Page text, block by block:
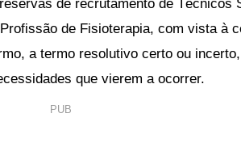
de recrutamento de Técnicos
de Fisioterapia, com vista à
a termo resolutivo certo ou
que vierem a ocorrer.
PUB